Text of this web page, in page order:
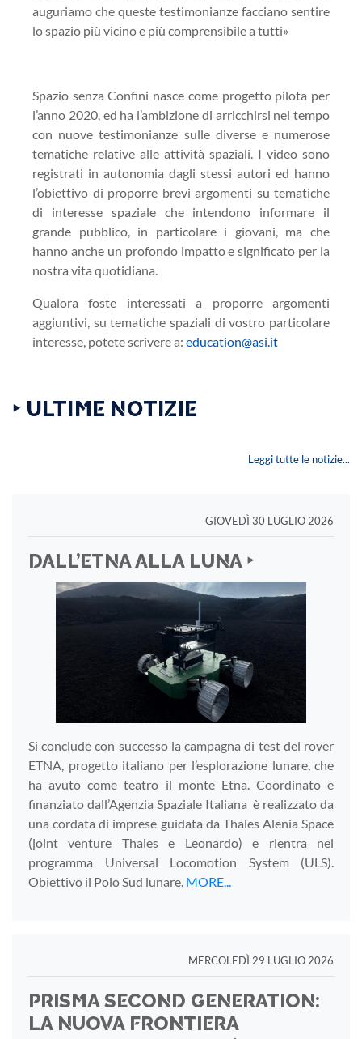
auguriamo che queste testimonianze facciano sentire
lo spazio più vicino e più comprensibile a tutti»
Spazio senza Confini nasce come progetto pilota per
l’anno 2020, ed ha l’ambizione di arricchirsi nel tempo
con nuove testimonianze sulle diverse e numerose
tematiche relative alle attività spaziali. I video sono
registrati in autonomia dagli stessi autori ed hanno
l’obiettivo di proporre brevi argomenti su tematiche
di interesse spaziale che intendono informare il
grande pubblico, in particolare i giovani, ma che
hanno anche un profondo impatto e significato per la
nostra vita quotidiana.
Qualora foste interessati a proporre argomenti
aggiuntivi, su tematiche spaziali di vostro particolare
interesse, potete scrivere a: education@asi.it
‣ ULTIME NOTIZIE
Leggi tutte le notizie...
GIOVEDÌ 30 LUGLIO 2026
DALL’ETNA ALLA LUNA ‣
Si conclude con successo la campagna di test del rover
ETNA, progetto italiano per l’esplorazione lunare, che
ha avuto come teatro il monte Etna. Coordinato e
finanziato dall’Agenzia Spaziale Italiana è realizzato da
una cordata di imprese guidata da Thales Alenia Space
(joint venture Thales e Leonardo) e rientra nel
programma Universal Locomotion System (ULS).
Obiettivo il Polo Sud lunare. MORE...
MERCOLEDÌ 29 LUGLIO 2026
PRISMA SECOND GENERATION:
LA NUOVA FRONTIERA